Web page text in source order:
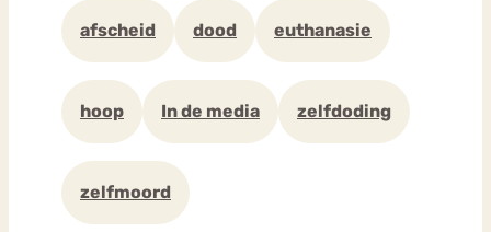
afscheid dood euthanasie
hoop In de media zelfdoding
zelfmoord